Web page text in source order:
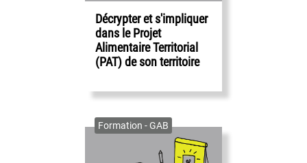
Décrypter et s'impliquer
dans le Projet
Alimentaire Territorial
(PAT) de son territoire
Formation - GAB